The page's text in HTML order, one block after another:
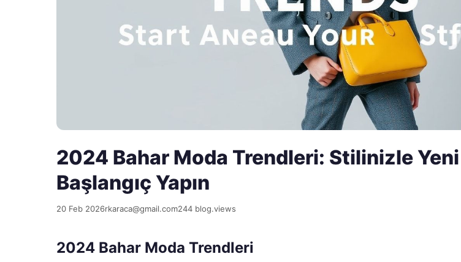
2024 Bahar Moda Trendleri: Stilinizle
Başlangıç Yapın
20 Feb 2026rkaraca@gmail.com244 blog.views
2024 Bahar Moda Trendleri